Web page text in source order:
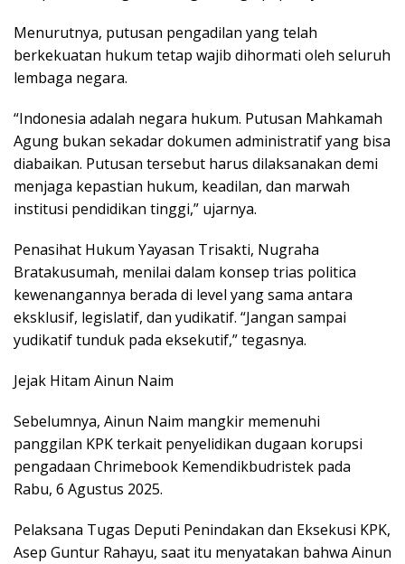
Menurutnya, putusan pengadilan yang telah
berkekuatan hukum tetap wajib dihormati oleh seluruh
lembaga negara.
“Indonesia adalah negara hukum. Putusan Mahkamah
Agung bukan sekadar dokumen administratif yang bisa
diabaikan. Putusan tersebut harus dilaksanakan demi
menjaga kepastian hukum, keadilan, dan marwah
institusi pendidikan tinggi,” ujarnya.
Penasihat Hukum Yayasan Trisakti, Nugraha
Bratakusumah, menilai dalam konsep trias politica
kewenangannya berada di level yang sama antara
eksklusif, legislatif, dan yudikatif. “Jangan sampai
yudikatif tunduk pada eksekutif,” tegasnya.
Jejak Hitam Ainun Naim
Sebelumnya, Ainun Naim mangkir memenuhi
panggilan KPK terkait penyelidikan dugaan korupsi
pengadaan Chrimebook Kemendikbudristek pada
Rabu, 6 Agustus 2025.
Pelaksana Tugas Deputi Penindakan dan Eksekusi KPK,
Asep Guntur Rahayu, saat itu menyatakan bahwa Ainun